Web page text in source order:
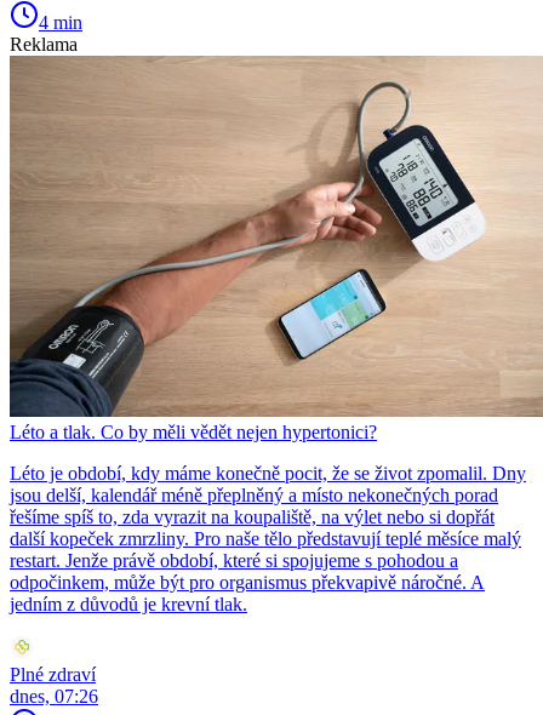
4 min
Reklama
Léto a tlak. Co by měli vědět nejen hypertonici?
Léto je období, kdy máme konečně pocit, že se život zpomalil. Dny
jsou delší, kalendář méně přeplněný a místo nekonečných porad
řešíme spíš to, zda vyrazit na koupaliště, na výlet nebo si dopřát
další kopeček zmrzliny. Pro naše tělo představují teplé měsíce malý
restart. Jenže právě období, které si spojujeme s pohodou a
odpočinkem, může být pro organismus překvapivě náročné. A
jedním z důvodů je krevní tlak.
Plné zdraví
dnes, 07:26